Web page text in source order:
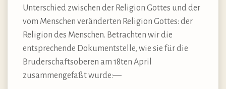
Unterschied zwischen der Religion Gottes und der
vom Menschen veränderten Religion Gottes: der
Religion des Menschen. Betrachten wir die
entsprechende Dokumentstelle, wie sie für die
Bruderschaftsoberen am 18ten April
zusammengefaßt wurde:—